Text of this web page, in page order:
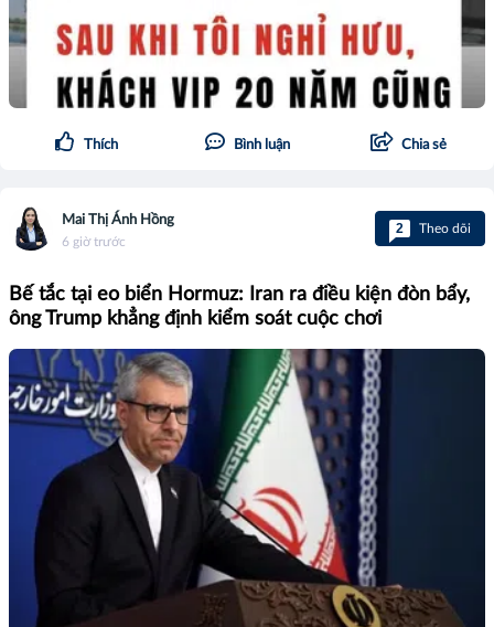
Thích Bình luận Chia sẻ
Mai Thị Ánh Hồng
6 giờ trước
2 Theo dõi
Bế tắc tại eo biển Hormuz: Iran ra điều kiện đòn bẩy,
ông Trump khẳng định kiểm soát cuộc chơi